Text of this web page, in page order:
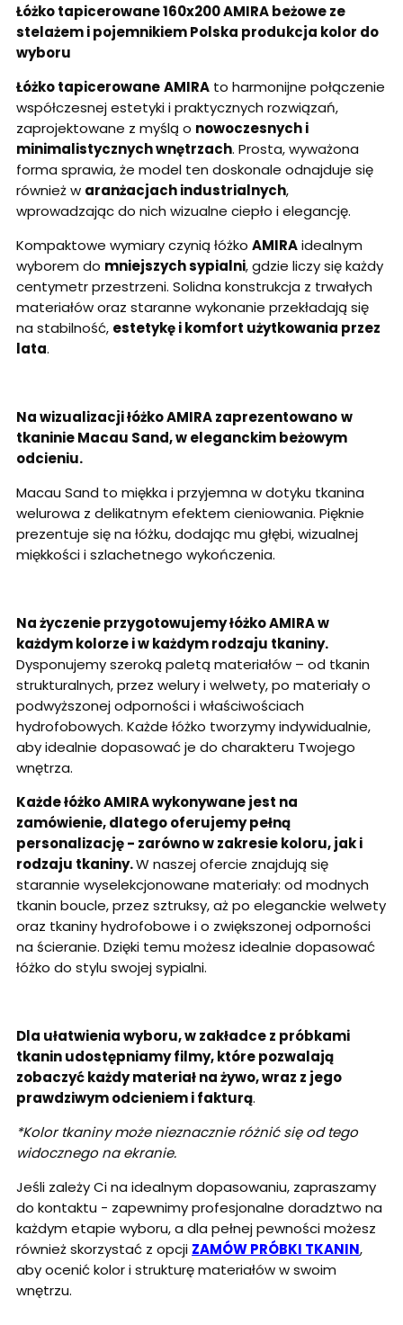
Łóżko tapicerowane 160x200 AMIRA beżowe ze
stelażem i pojemnikiem Polska produkcja kolor do
wyboru
Łóżko tapicerowaneAMIRA to harmonijne połączenie
współczesnej estetyki i praktycznych rozwiązań,
zaprojektowane z myślą o nowoczesnych i
minimalistycznych wnętrzach. Prosta, wyważona
forma sprawia, że model ten doskonale odnajduje się
również w aranżacjach industrialnych,
wprowadzając do nich wizualne ciepło i elegancję.
Kompaktowe wymiary czynią łóżko AMIRAidealnym
wyborem do mniejszych sypialni, gdzie liczy się każdy
centymetr przestrzeni. Solidna konstrukcja z trwałych
materiałów oraz staranne wykonanie przekładają się
na stabilność, estetykę i komfort użytkowania przez
lata.
Na wizualizacji łóżko AMIRA zaprezentowanow
tkaninie Macau Sand, w eleganckim beżowym
odcieniu.
Macau Sand to miękka i przyjemna w dotyku tkanina
welurowa z delikatnym efektem cieniowania. Pięknie
prezentuje się na łóżku, dodając mu głębi, wizualnej
miękkości i szlachetnego wykończenia.
Na życzenie przygotowujemy łóżko AMIRA w
każdym kolorze i w każdym rodzaju tkaniny.
Dysponujemy szeroką paletą materiałów – od tkanin
strukturalnych, przez welury i welwety, po materiały o
podwyższonej odporności i właściwościach
hydrofobowych. Każde łóżko tworzymy indywidualnie,
aby idealnie dopasować je do charakteru Twojego
wnętrza.
Każde łóżko AMIRA wykonywane jest na
zamówienie, dlatego oferujemy pełną
personalizację - zarówno w zakresie koloru, jak i
rodzaju tkaniny.W naszej ofercie znajdują się
starannie wyselekcjonowane materiały: od modnych
tkanin boucle, przez sztruksy, aż po eleganckie welwety
oraz tkaniny hydrofobowe i o zwiększonej odporności
na ścieranie. Dzięki temu możesz idealnie dopasować
łóżko do stylu swojej sypialni.
Dla ułatwienia wyboru, w zakładce z próbkami
tkanin udostępniamy filmy, które pozwalają
zobaczyć każdy materiał na żywo, wraz z jego
prawdziwym odcieniem i fakturą.
*Kolor tkaniny może nieznacznie różnić się od tego
widocznego na ekranie.
Jeśli zależy Ci na idealnym dopasowaniu, zapraszamy
do kontaktu - zapewnimy profesjonalne doradztwo na
każdym etapie wyboru, a dla pełnej pewności możesz
również skorzystać z opcji ZAMÓW PRÓBKI TKANIN,
aby ocenić kolor i strukturę materiałów w swoim
wnętrzu.